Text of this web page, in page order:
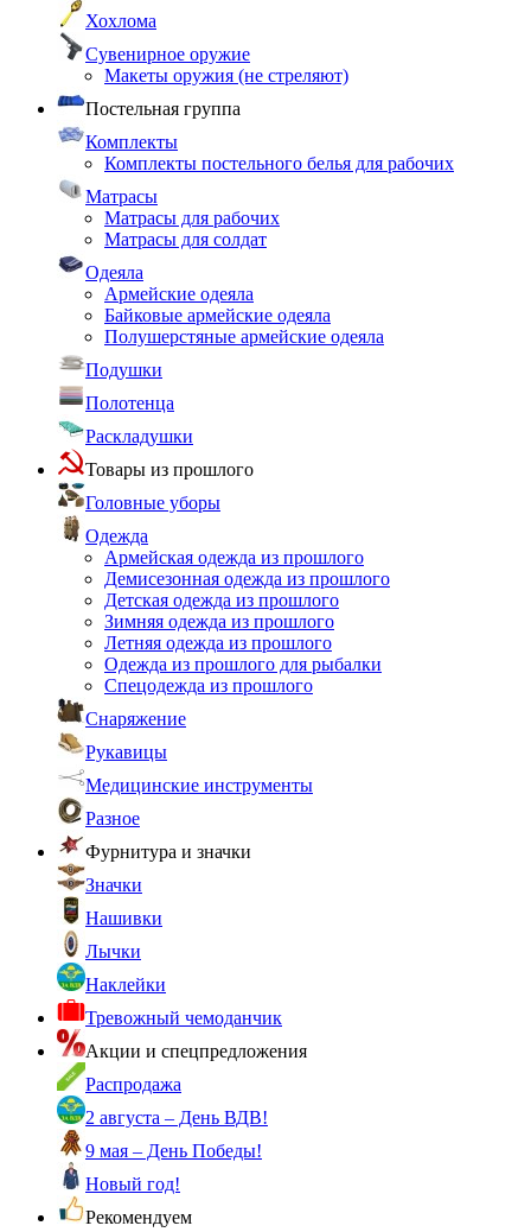
Хохлома
Сувенирное оружие
Макеты оружия (не стреляют)
Постельная группа
Комплекты
Комплекты постельного белья для рабочих
Матрасы
Матрасы для рабочих
Матрасы для солдат
Одеяла
Армейские одеяла
Байковые армейские одеяла
Полушерстяные армейские одеяла
Подушки
Полотенца
Раскладушки
Товары из прошлого
Головные уборы
Одежда
Армейская одежда из прошлого
Демисезонная одежда из прошлого
Детская одежда из прошлого
Зимняя одежда из прошлого
Летняя одежда из прошлого
Одежда из прошлого для рыбалки
Спецодежда из прошлого
Снаряжение
Рукавицы
Медицинские инструменты
Разное
Фурнитура и значки
Значки
Нашивки
Лычки
Наклейки
Тревожный чемоданчик
Акции и спецпредложения
Распродажа
2 августа – День ВДВ!
9 мая – День Победы!
Новый год!
Рекомендуем